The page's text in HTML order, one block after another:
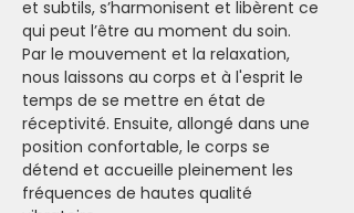
et subtils, s’harmonisent et libèrent ce
qui peut l’être au moment du soin.
Par le mouvement et la relaxation,
nous laissons au corps et à l'esprit le
temps de se mettre en état de
réceptivité. Ensuite, allongé dans une
position confortable, le corps se
détend et accueille pleinement les
fréquences de hautes qualité